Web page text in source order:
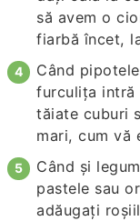
să avem o
fiarbă încet,
Când
furculiţa intră
tăiate cuburi
mari, cum vă
Când şi
pastele sau
adăugaţi